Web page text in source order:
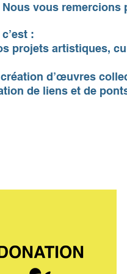
vous remercions
:
projets artistiques,
d’œuvres
de liens et de